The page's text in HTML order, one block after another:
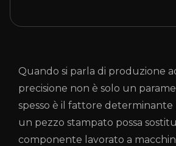
Quando si parla di produzione
precisione non è solo un
spesso è il fattore determinante
un pezzo stampato possa
componente lavorato a